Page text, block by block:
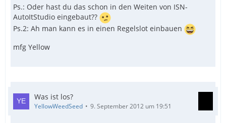
Ps.: Oder hast du das schon in den Weiten von ISN-
AutoItStudio eingebaut??
Ps.2: Ah man kann es in einen Regelslot einbauen
mfg Yellow
Was ist los?
YellowWeedSeed 9. September 2012 um 19:51